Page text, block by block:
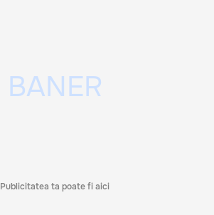
Publicitatea ta poate fi aici